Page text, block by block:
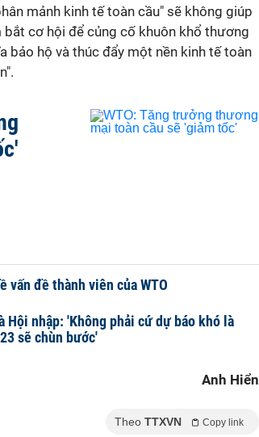
mảnh kinh tế toàn cầu" sẽ không giúp
bắt cơ hội để củng cố khuôn khổ thương
bảo hộ và thúc đẩy một nền kinh tế toàn
vấn đề thành viên của WTO
Hội nhập: 'Không phải cứ dự báo khó là
sẽ chùn bước'
Anh Hiển
Theo TTXVN Copy link